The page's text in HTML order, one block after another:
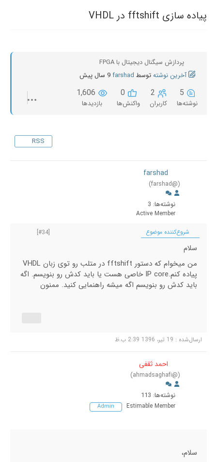
پیاده سازی fftshift در VHDL
پردازش سیگنال دیجیتال با FPGA
آخرین نوشتهتوسط farshad9 سال پیش
5
نوشته‌ها
2
کاربران
0
واکنش‌ها
1,606
بازدیدها
RSS
farshad
(@farshad)
نوشته‌ها: 3
Active Member
شروع‌کننده موضوع
[#34]
سلام
من میخوام که دستور fftshift در متلب رو توی زبان VHDL
پیاده کنم.IP core خاصی هست یا باید کدش رو بنویسم. اگه
باید کدش رو بنویسم اگه میشه راهنمایی کنید. ممنون
ارسال‌شده : 19 تیر، 1396 2:39 ب.ظ
احمد ثقفی
(@ahmadsaghafi)
نوشته‌ها: 113
Estimable Member
Admin
سلام،